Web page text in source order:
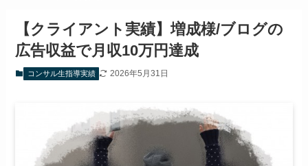
【クライアント実績】増成様/ブログの
広告収益で月収10万円達成
コンサル生指導実績 2026年5月31日